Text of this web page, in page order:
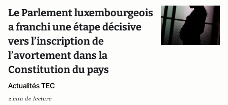
Le Parlement luxembourgeois
a franchi une étape décisive
vers l’inscription de
l’avortement dans la
Constitution du pays
Actualités TEC
2 min de lecture